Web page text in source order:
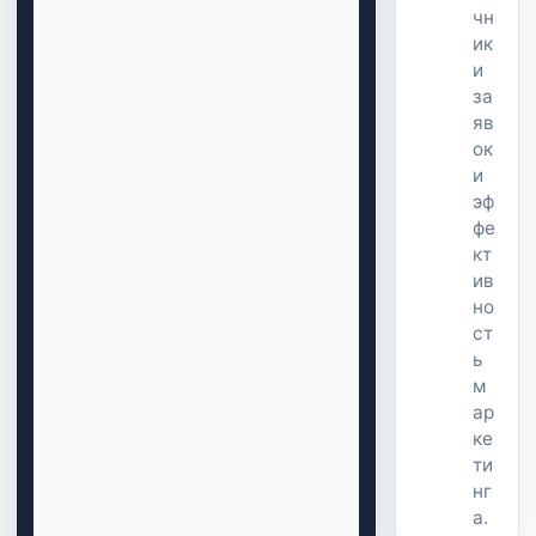
чн
ик
и
за
яв
ок
и
эф
фе
кт
ив
но
ст
ь
м
ар
ке
ти
нг
а.